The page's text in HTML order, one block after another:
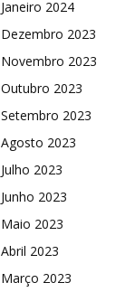
Janeiro 2024
Dezembro 2023
Novembro 2023
Outubro 2023
Setembro 2023
Agosto 2023
Julho 2023
Junho 2023
Maio 2023
Abril 2023
Março 2023